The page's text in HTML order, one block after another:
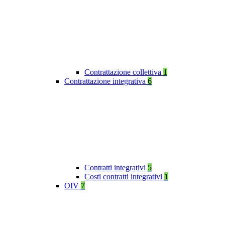
Contrattazione collettiva 1
Contrattazione integrativa 6
Contratti integrativi 5
Costi contratti integrativi 1
OIV 7